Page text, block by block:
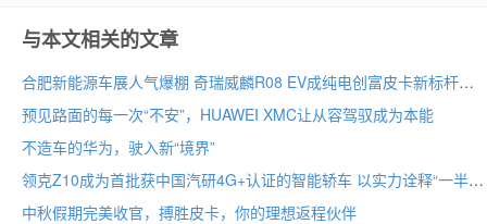
与本文相关的文章
合肥新能源车展人气爆棚 奇瑞威麟R08 EV成纯电创富皮卡新标杆
预见路面的每一次“不安”，HUAWEI XMC让从容驾驭成为本能
不造车的华为，驶入新“境界”
领克Z10成为首批获中国汽研4G+认证的智能轿车 以实力诠释“一半最强大脑 一半百万超跑”
中秋假期完美收官，搏胜皮卡，你的理想返程伙伴